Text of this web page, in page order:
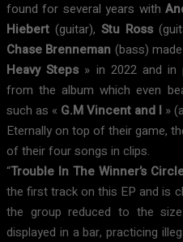
found for several years with
Hiebert (guitar), Stu Ross
Chase Brenneman (bass)
Heavy Steps » in 2022 and in
from the album which even
such as « G.M Vincent and I »
Eternally on top of their game,
of their four songs in clips.
“Trouble In The Winner’s
the first track on this EP and is
the group reduced to the
displayed in a bar, practicing